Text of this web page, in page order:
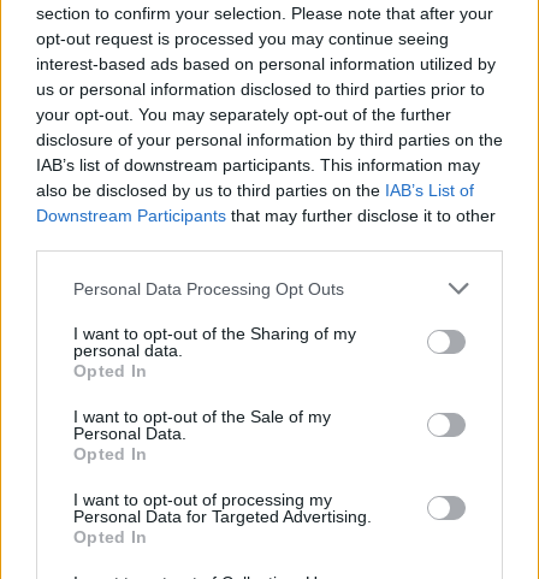
section to confirm your selection. Please note that after your
opt-out request is processed you may continue seeing
interest-based ads based on personal information utilized by
us or personal information disclosed to third parties prior to
your opt-out. You may separately opt-out of the further
disclosure of your personal information by third parties on the
IAB’s list of downstream participants. This information may
also be disclosed by us to third parties on the IAB’s List of
Downstream Participants that may further disclose it to other
Personal Data Processing Opt Outs
I want to opt-out of the Sharing of my
personal data.
Opted In
I want to opt-out of the Sale of my
Personal Data.
Opted In
I want to opt-out of processing my
Personal Data for Targeted Advertising.
Opted In
Συνεχείς συσκέψεις Τσίπρα
στο Μαξίμου για τα μέτρα
που ζητούν οι δανειστές
01/03/2017 - 02:00
Απόστολος Βακάκης: Τι
ζήτησε από τους
εργαζομένους του ο
ιδιοκτήτης των Jumbo
01/03/2017 - 02:00
ΡΟΗ ΕΙΔΗΣΕΩΝ